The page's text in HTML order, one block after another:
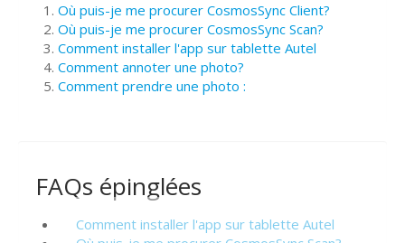
Où puis-je me procurer CosmosSync Client?
Où puis-je me procurer CosmosSync Scan?
Comment installer l'app sur tablette Autel
Comment annoter une photo?
Comment prendre une photo :
FAQs épinglées
Comment installer l'app sur tablette Autel